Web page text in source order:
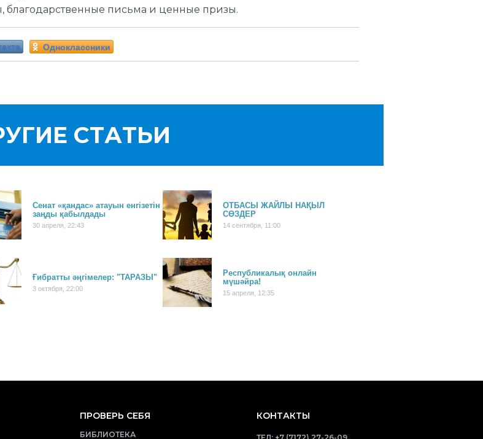
письма и ценные призы.
Одноклассники
СТАТЬИ
Сенат «қандас» атауын енгізетін
заңды қабылдады
30 апреля, 22:43
ОТБАСЫ ЖАЙЛЫ НАҚЫЛ
СӨЗДЕР
14 сентября, 11:00
Ғибратты әңгімелер: "ТАРАЗЫ"
3 октября, 22:00
Республикалық онлайн
мүшәйра!
15 апреля, 12:35
ПРОВЕРЬ СЕБЯ
БИБЛИОТЕКА
КОНТАКТЫ